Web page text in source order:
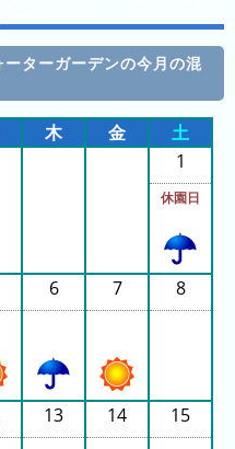
ーターガーデンの今月の混
木 金
土
1
休園日
6 7 8
13 14 15